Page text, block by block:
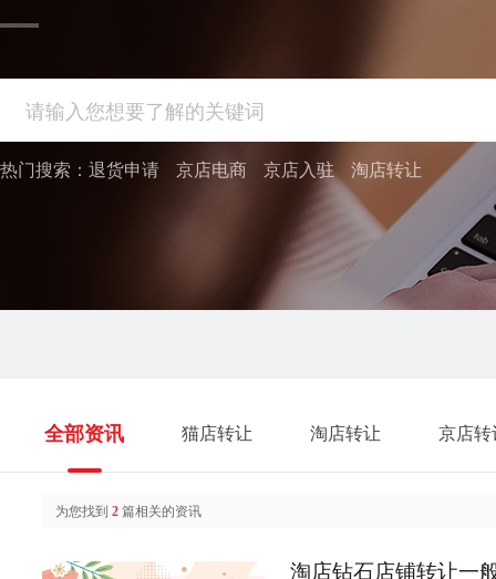
热门搜索： 退货申请 京店电商 京店入驻 淘店转让
全部资讯 猫店转让 淘店转让 京店转
为您找到 2 篇相关的资讯
淘店钻石店铺转让一